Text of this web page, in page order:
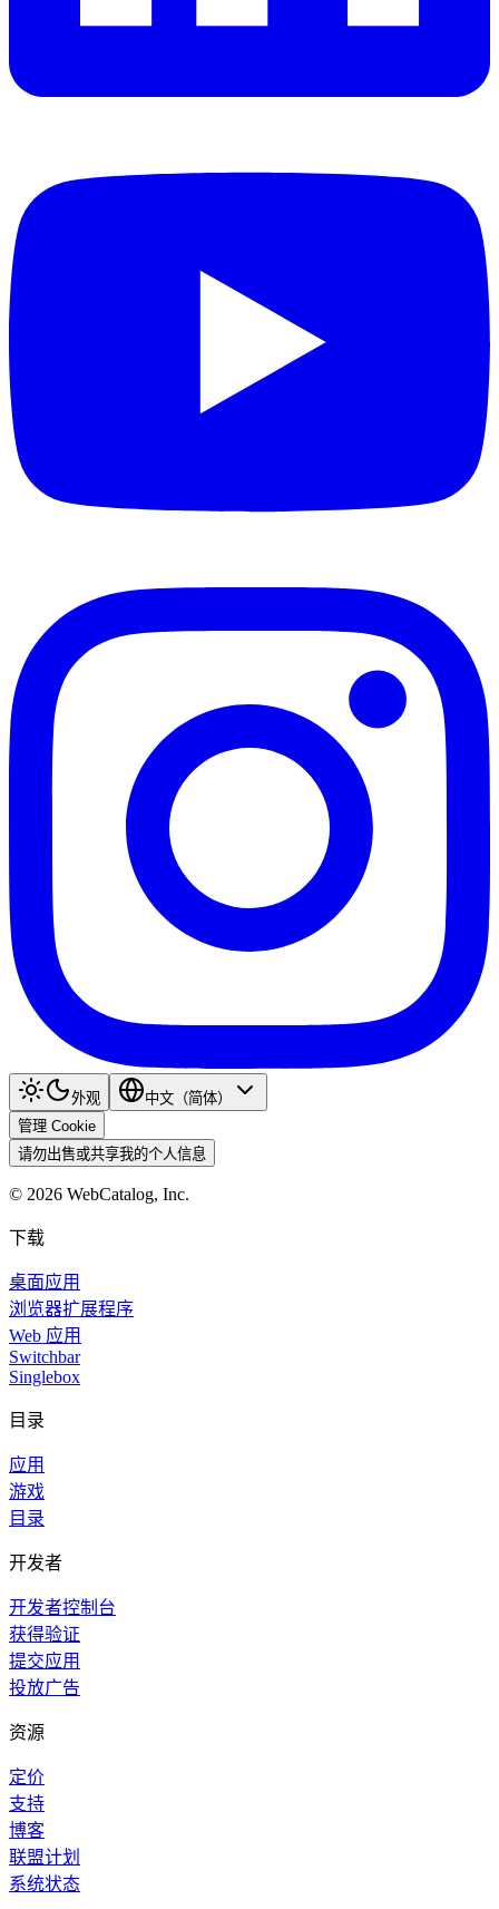
外观
中文（简体）
管理 Cookie
请勿出售或共享我的个人信息
© 2026 WebCatalog, Inc.
下载
桌面应用
浏览器扩展程序
Web 应用
Switchbar
Singlebox
目录
应用
游戏
目录
开发者
开发者控制台
获得验证
提交应用
投放广告
资源
定价
支持
博客
联盟计划
系统状态